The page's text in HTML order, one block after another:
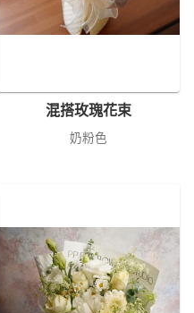
混搭玫瑰花束
奶粉色